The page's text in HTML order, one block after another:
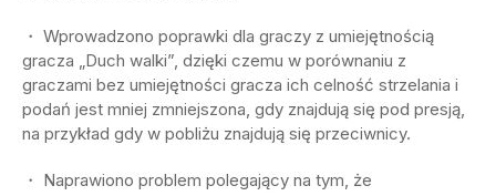
・ Wprowadzono poprawki dla graczy z umiejętnością
gracza „Duch walki”, dzięki czemu w porównaniu z
graczami bez umiejętności gracza ich celność strzelania i
podań jest mniej zmniejszona, gdy znajdują się pod presją,
na przykład gdy w pobliżu znajdują się przeciwnicy.
・ Naprawiono problem polegający na tym, że